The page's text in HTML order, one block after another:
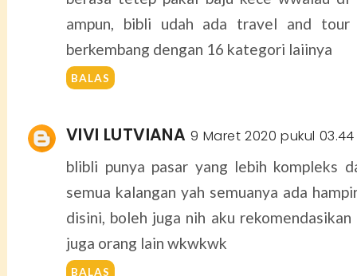
ampun, bibli udah ada travel and tour
berkembang dengan 16 kategori laiinya
BALAS
VIVI LUTVIANA 9 Maret 2020 pukul 03.44
blibli punya pasar yang lebih kompleks
semua kalangan yah semuanya ada
disini, boleh juga nih aku
juga orang lain wkwkwk
BALAS